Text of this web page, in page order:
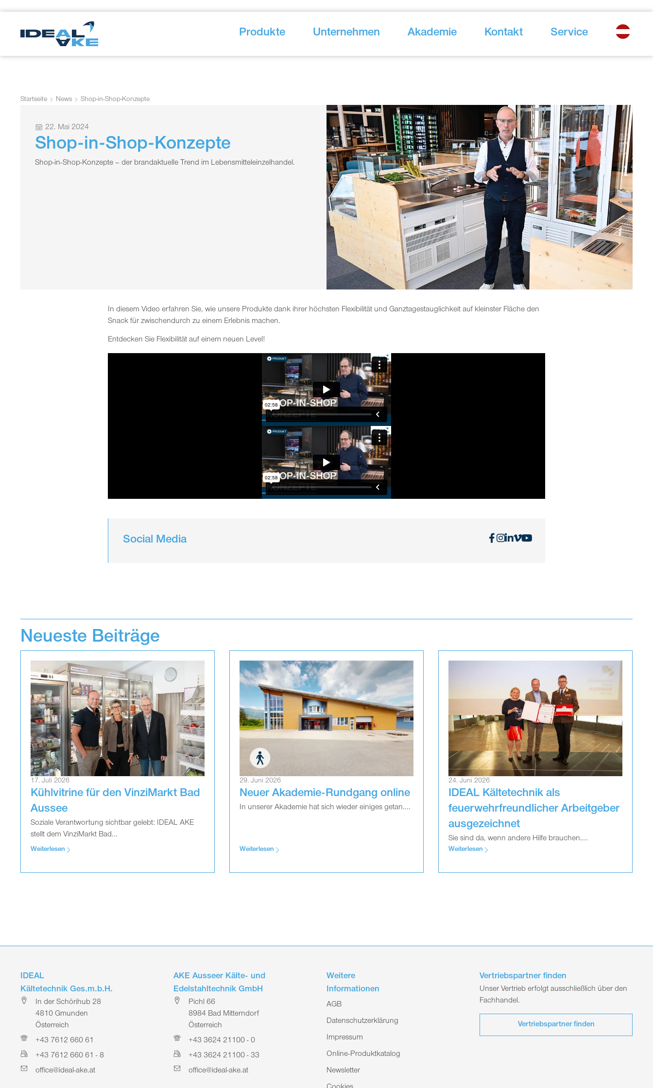
Produkte Unternehmen Akademie Kontakt Service
Startseite News Shop-in-Shop-Konzepte
22. Mai 2024
Shop-in-Shop-Konzepte
Shop-in-Shop-Konzepte – der brandaktuelle Trend im Lebensmitteleinzelhandel.
In diesem Video erfahren Sie, wie unsere Produkte dank ihrer höchsten Flexibilität und Ganztagestauglichkeit auf kleinster Fläche den
Snack für zwischendurch zu einem Erlebnis machen.
Entdecken Sie Flexibilität auf einem neuen Level!
Social Media
Neueste Beiträge
17. Juli 2026
Kühlvitrine für den VinziMarkt Bad
Aussee
Soziale Verantwortung sichtbar gelebt: IDEAL AKE
stellt dem VinziMarkt Bad...
Weiterlesen
29. Juni 2026
Neuer Akademie-Rundgang online
In unserer Akademie hat sich wieder einiges getan....
Weiterlesen
24. Juni 2026
IDEAL Kältetechnik als
feuerwehrfreundlicher Arbeitgeber
ausgezeichnet
Sie sind da, wenn andere Hilfe brauchen....
Weiterlesen
IDEAL
Kältetechnik Ges.m.b.H.
In der Schörihub 28
4810 Gmunden
Österreich
+43 7612 660 61
+43 7612 660 61 - 8
office@ideal-ake.at
AKE Ausseer Kälte- und
Edelstahltechnik GmbH
Pichl 66
8984 Bad Mitterndorf
Österreich
+43 3624 21100 - 0
+43 3624 21100 - 33
office@ideal-ake.at
Weitere
Informationen
AGB
Datenschutzerklärung
Impressum
Online-Produktkatalog
Newsletter
Vertriebspartner finden
Unser Vertrieb erfolgt ausschließlich über den
Fachhandel.
Vertriebspartner finden